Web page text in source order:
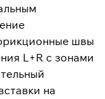
швы
L+R с зонами
на